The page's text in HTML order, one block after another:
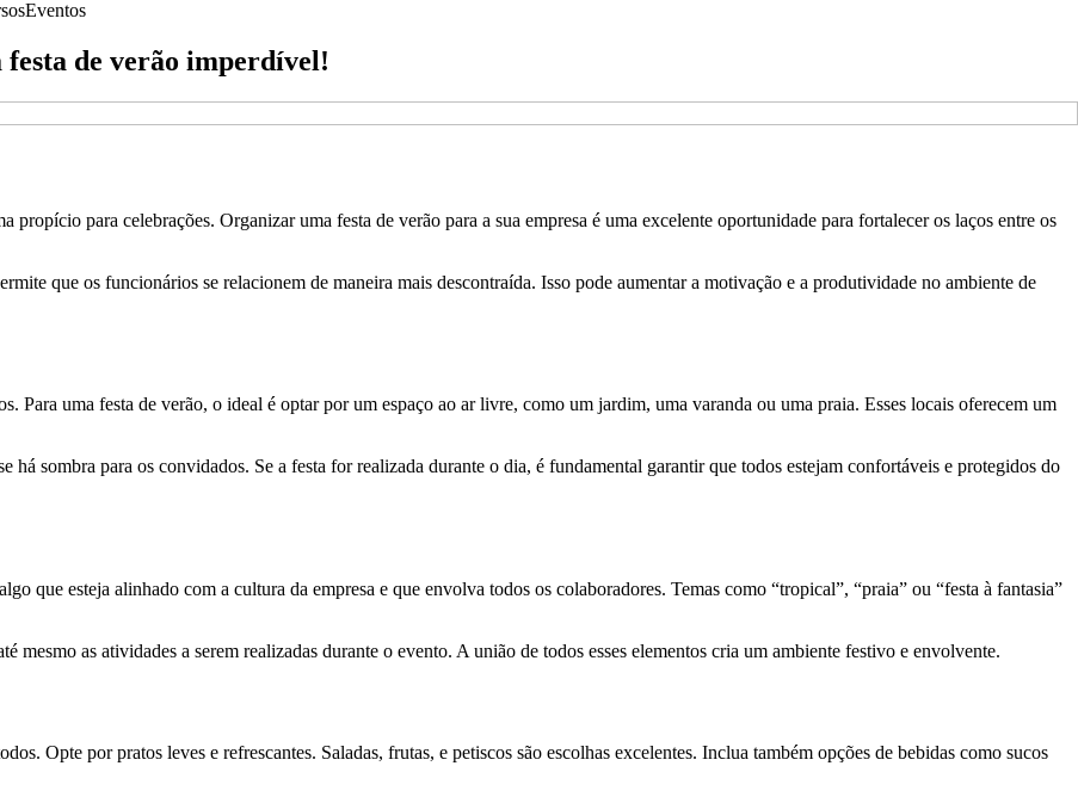
Eventos
festa de verão imperdível!
para celebrações. Organizar uma festa de verão para a sua empresa é uma excelente oportunidade para fortalecer os laços entre os
que os funcionários se relacionem de maneira mais descontraída. Isso pode aumentar a motivação e a produtividade no ambiente de
Para uma festa de verão, o ideal é optar por um espaço ao ar livre, como um jardim, uma varanda ou uma praia. Esses locais oferecem um
há sombra para os convidados. Se a festa for realizada durante o dia, é fundamental garantir que todos estejam confortáveis e protegidos do
que esteja alinhado com a cultura da empresa e que envolva todos os colaboradores. Temas como “tropical”, “praia” ou “festa à fantasia”
mesmo as atividades a serem realizadas durante o evento. A união de todos esses elementos cria um ambiente festivo e envolvente.
Opte por pratos leves e refrescantes. Saladas, frutas, e petiscos são escolhas excelentes. Inclua também opções de bebidas como sucos